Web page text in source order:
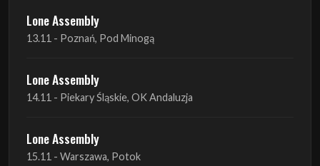
Lone Assembly
14.11 - Piekary Śląskie, OK Andaluzja
Lone Assembly
15.11 - Warszawa, Potok